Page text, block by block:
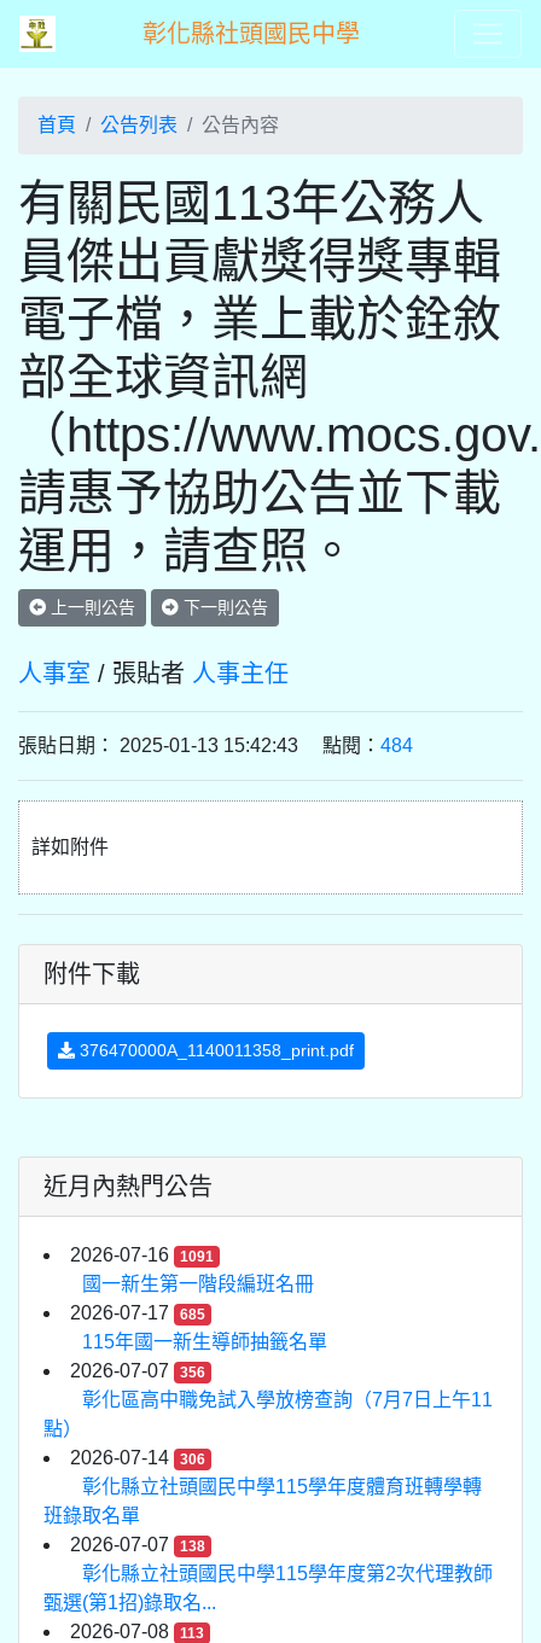
彰化縣社頭國民中學
首頁 公告列表 公告內容
有關民國113年公務人
員傑出貢獻獎得獎專輯
電子檔，業上載於銓敘
部全球資訊網
（https://
請惠予協助公告並下載
運用，請查照。
上一則公告 下一則公告
人事室 / 張貼者 人事主任
張貼日期： 2025-01-13 15:42:43 點閱： 484
詳如附件
附件下載
376470000A_1140011358_print.pdf
近月內熱門公告
2026-07-16 1091
國一新生第一階段編班名冊
2026-07-17
685
115年國一新生導師抽籤名單
2026-07-07
356
彰化區高中職免試入學放榜查詢（7月7日上午11
點）
2026-07-14
306
彰化縣立社頭國民中學115學年度體育班轉學轉
班錄取名單
2026-07-07
138
彰化縣立社頭國民中學115學年度第2次代理教師
甄選(第1招)錄取名...
2026-07-08
113